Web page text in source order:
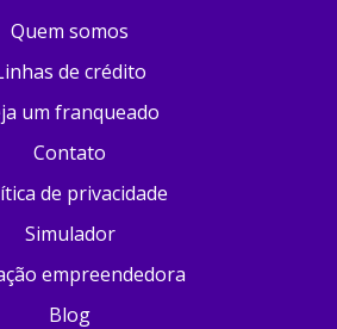
Quem somos
de crédito
um franqueado
Contato
de privacidade
Simulador
empreendedora
Blog